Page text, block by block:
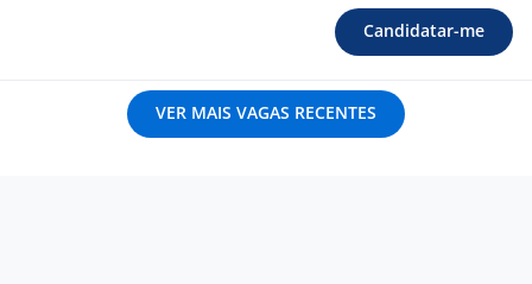
Candidatar-me
VER MAIS VAGAS RECENTES